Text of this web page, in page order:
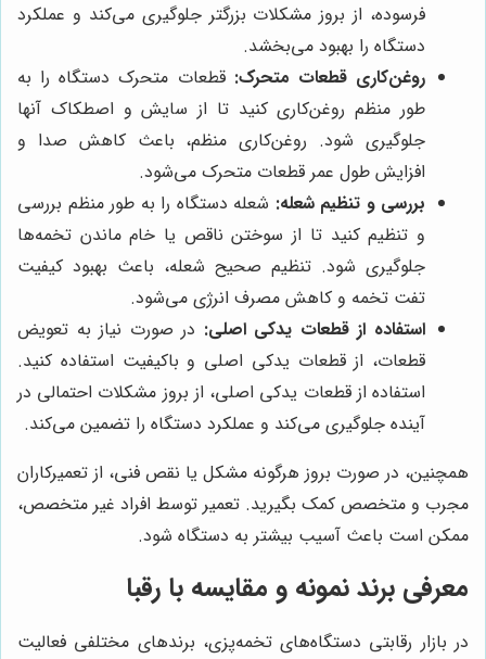
فرسوده، از بروز مشکلات بزرگتر جلوگیری می‌کند و عملکرد
دستگاه را بهبود می‌بخشد.
روغن‌کاری قطعات متحرک: قطعات متحرک دستگاه را به
طور منظم روغن‌کاری کنید تا از سایش و اصطکاک آنها
جلوگیری شود. روغن‌کاری منظم، باعث کاهش صدا و
افزایش طول عمر قطعات متحرک می‌شود.
بررسی و تنظیم شعله: شعله دستگاه را به طور منظم بررسی
و تنظیم کنید تا از سوختن ناقص یا خام ماندن تخمه‌ها
جلوگیری شود. تنظیم صحیح شعله، باعث بهبود کیفیت
تفت تخمه و کاهش مصرف انرژی می‌شود.
استفاده از قطعات یدکی اصلی: در صورت نیاز به تعویض
قطعات، از قطعات یدکی اصلی و باکیفیت استفاده کنید.
استفاده از قطعات یدکی اصلی، از بروز مشکلات احتمالی در
آینده جلوگیری می‌کند و عملکرد دستگاه را تضمین می‌کند.
همچنین، در صورت بروز هرگونه مشکل یا نقص فنی، از تعمیرکاران
مجرب و متخصص کمک بگیرید. تعمیر توسط افراد غیر متخصص،
ممکن است باعث آسیب بیشتر به دستگاه شود.
معرفی برند نمونه و مقایسه با رقبا
در بازار رقابتی دستگاه‌های تخمه‌پزی، برندهای مختلفی فعالیت